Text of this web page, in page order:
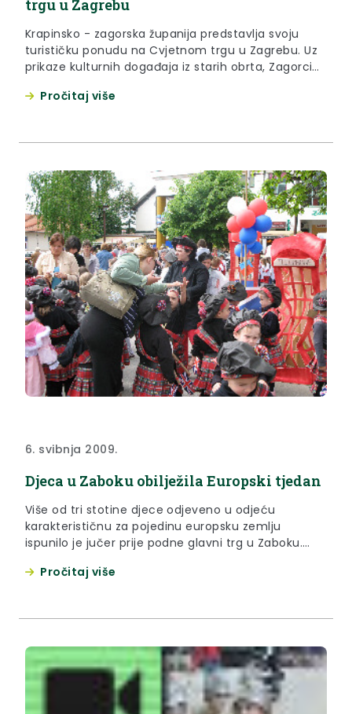
trgu u Zagrebu
Krapinsko - zagorska županija predstavlja svoju
turističku ponudu na Cvjetnom trgu u Zagrebu. Uz
prikaze kulturnih događaja iz starih obrta, Zagorci
gastronomsku i vinsku ponudu.
Pročitaj više
6. svibnja 2009.
Djeca u Zaboku obilježila Europski tjedan
Više od tri stotine djece odjeveno u odjeću
karakterističnu za pojedinu europsku zemlju
ispunilo je jučer prije podne glavni trg u Zaboku.
vrtić i jaslice Zipkica, niži razredi zabočke osnovne
Pročitaj više